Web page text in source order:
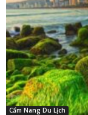
Cẩm Nang Du Lịch